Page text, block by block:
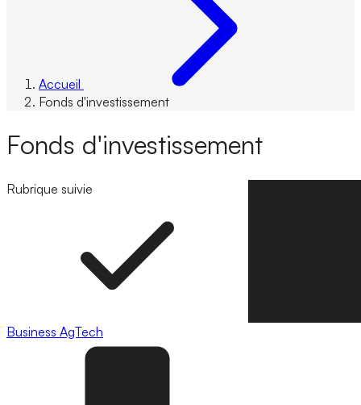
Accueil
Fonds d'investissement
Fonds d'investissement
Rubrique suivie
Business AgTech